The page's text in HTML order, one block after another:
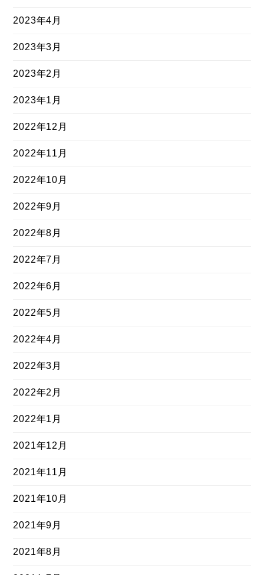
2023年4月
2023年3月
2023年2月
2023年1月
2022年12月
2022年11月
2022年10月
2022年9月
2022年8月
2022年7月
2022年6月
2022年5月
2022年4月
2022年3月
2022年2月
2022年1月
2021年12月
2021年11月
2021年10月
2021年9月
2021年8月